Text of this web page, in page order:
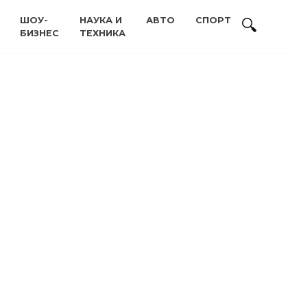
ШОУ-
БИЗНЕС
НАУКА И
ТЕХНИКА
АВТО СПОРТ